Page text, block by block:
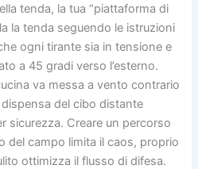
tenda, la tua “piattaforma di
la tenda seguendo le istruzioni
ogni tirante sia in tensione e
a 45 gradi verso l’esterno.
va messa a vento contrario
del cibo distante
sicurezza. Creare un percorso
del campo limita il caos, proprio
ottimizza il flusso di difesa.